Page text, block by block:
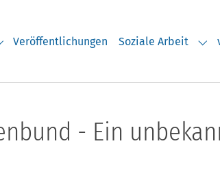
for "Veranstaltungen"
Veröffentlichungen Soziale Arbeit
- Ein